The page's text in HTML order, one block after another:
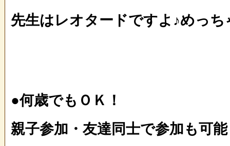
先生はレオタードですよ♪めっ
●何歳でもＯＫ！
親子参加・友達同士で参加も可能